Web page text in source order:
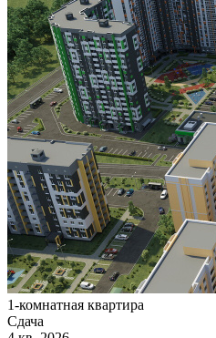
1-комнатная квартира
Сдача